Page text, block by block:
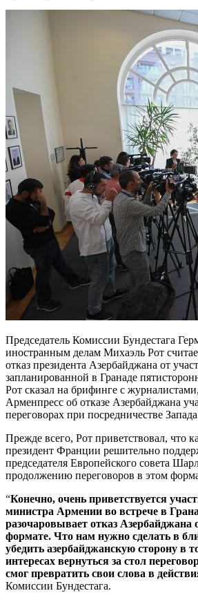
Председатель Комиссии Бундестага
иностранным делам Михаэль Рот
отказ президента Азербайджана от
запланированной в Гранаде
Рот сказал на брифинге с
Арменпресс об отказе Азербайджана
переговорах при посредничестве
Прежде всего, Рот приветствовал, что
президент Франции решительно
председателя Европейского совета
продолжению переговоров в этом
“Конечно, очень приветствуется
министра Армении во встрече в
разочаровывает отказ Азербайджана
формате. Что нам нужно сделать в
убедить азербайджанскую сторону в
интересах вернуться за стол
смог превратить свои слова в
Комиссии Бундестага.